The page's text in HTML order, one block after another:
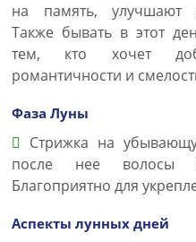
на память, улучшают
Также бывать в этот
тем, кто хочет
романтичности и
Фаза Луны
Стрижка на
после нее волосы
Благоприятно для
Аспекты лунных дней